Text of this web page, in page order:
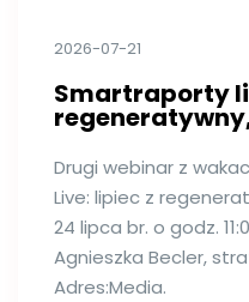
2026-07-21
Smartraporty
Drugi webinar z
Live: lipiec z
24 lipca br. o godz.
Agnieszka Becler,
Adres:Media.